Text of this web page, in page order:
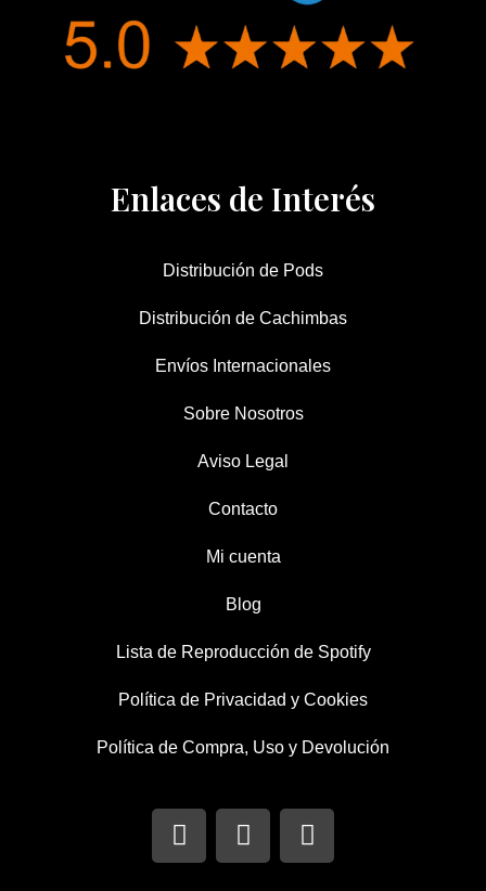
Enlaces de Interés
Distribución de Pods
Distribución de Cachimbas
Envíos Internacionales
Sobre Nosotros
Aviso Legal
Contacto
Mi cuenta
Blog
Lista de Reproducción de Spotify
Política de Privacidad y Cookies
Política de Compra, Uso y Devolución
I
n
s
T
w
i
F
a
c